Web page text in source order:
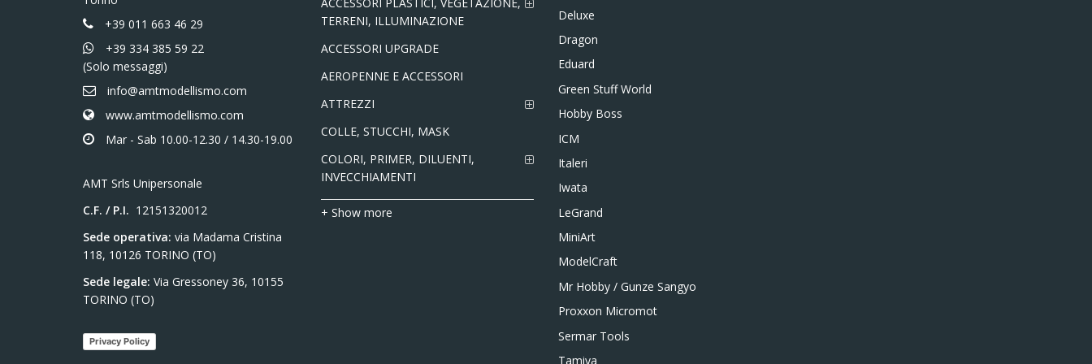
+39 011 663 46 29
+39 334 385 59 22
(Solo messaggi)
info@amtmodellismo.com
www.amtmodellismo.com
Mar - Sab 10.00-12.30 / 14.30-19.00
AMT Srls Unipersonale
C.F. / P.I. 12151320012
Sede operativa: via Madama Cristina
118, 10126 TORINO (TO)
Sede legale: Via Gressoney 36, 10155
TORINO (TO)
Privacy Policy
TERRENI, ILLUMINAZIONE
ACCESSORI UPGRADE
AEROPENNE E ACCESSORI
ATTREZZI
COLLE, STUCCHI, MASK
COLORI, PRIMER, DILUENTI,
INVECCHIAMENTI
+ Show more
Deluxe
Dragon
Eduard
Green Stuff World
Hobby Boss
ICM
Italeri
Iwata
LeGrand
MiniArt
ModelCraft
Mr Hobby / Gunze Sangyo
Proxxon Micromot
Sermar Tools
Tamiya